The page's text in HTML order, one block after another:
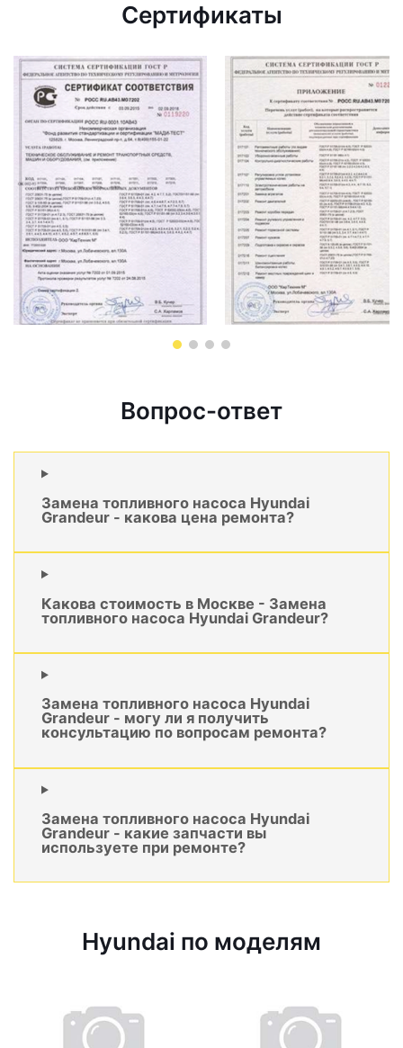
Сертификаты
Вопрос-ответ
Замена топливного насоса Hyundai
Grandeur - какова цена ремонта?
Какова стоимость в Москве - Замена
топливного насоса Hyundai Grandeur?
Замена топливного насоса Hyundai
Grandeur - могу ли я получить
консультацию по вопросам ремонта?
Замена топливного насоса Hyundai
Grandeur - какие запчасти вы
используете при ремонте?
Hyundai по моделям